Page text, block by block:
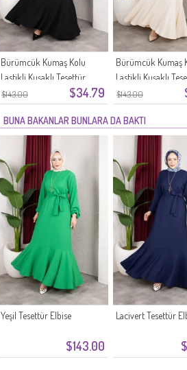
$143.00 $34.79
Bürümcük Kumaş Kolu
Lastikli Kuşaklı Tesettür
Elbise 0911-11 Siyah
$143.00
Bürümcük Kumaş
Lastikli Kuşaklı
Elbise 0911-10 Ekru
BUNA BAKANLAR BUNLARA DA BAKTI
$143.00
Yeşil Tesettür Elbise Lacivert Tesettür